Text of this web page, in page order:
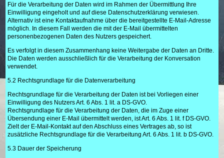
Für die Verarbeitung der Daten wird im Rahmen der Übermittlung Ihre
Einwilligung eingeholt und auf diese Datenschutzerklärung verwiesen.
Alternativ ist eine Kontaktaufnahme über die bereitgestellte E-Mail-Adresse
möglich. In diesem Fall werden die mit der E-Mail übermittelten
personenbezogenen Daten des Nutzers gespeichert.
Es verfolgt in diesem Zusammenhang keine Weitergabe der Daten an Dritte.
Die Daten werden ausschließlich für die Verarbeitung der Konversation
verwendet.
5.2 Rechtsgrundlage für die Datenverarbeitung
Rechtsgrundlage für die Verarbeitung der Daten ist bei Vorliegen einer
Einwilligung des Nutzers Art. 6 Abs. 1 lit. a DS-GVO.
Rechtsgrundlage für die Verarbeitung der Daten, die im Zuge einer
Übersendung einer E-Mail übermittelt werden, ist Art. 6 Abs. 1 lit. f DS-GVO.
Zielt der E-Mail-Kontakt auf den Abschluss eines Vertrages ab, so ist
zusätzliche Rechtsgrundlage für die Verarbeitung Art. 6 Abs. 1 lit. b DS-GVO.
5.3 Dauer der Speicherung